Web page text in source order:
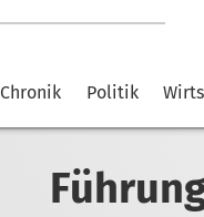
Chronik Politik